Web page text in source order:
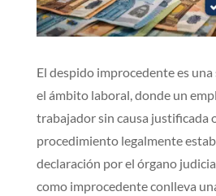
El despido improcedente es
el ámbito laboral, donde un
trabajador sin causa justificada
procedimiento legalmente
declaración por el órgano
como improcedente conlleva